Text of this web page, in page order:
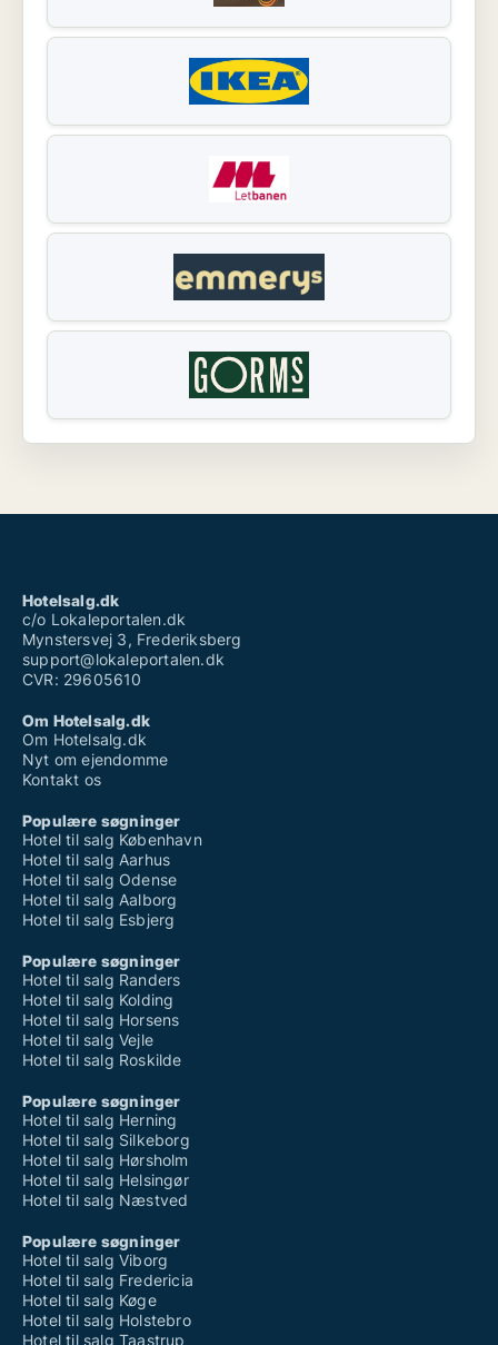
Hotelsalg.dk
c/o Lokaleportalen.dk
Mynstersvej 3, Frederiksberg
support@lokaleportalen.dk
CVR: 29605610
Om Hotelsalg.dk
Om Hotelsalg.dk
Nyt om ejendomme
Kontakt os
Populære søgninger
Hotel til salg København
Hotel til salg Aarhus
Hotel til salg Odense
Hotel til salg Aalborg
Hotel til salg Esbjerg
Populære søgninger
Hotel til salg Randers
Hotel til salg Kolding
Hotel til salg Horsens
Hotel til salg Vejle
Hotel til salg Roskilde
Populære søgninger
Hotel til salg Herning
Hotel til salg Silkeborg
Hotel til salg Hørsholm
Hotel til salg Helsingør
Hotel til salg Næstved
Populære søgninger
Hotel til salg Viborg
Hotel til salg Fredericia
Hotel til salg Køge
Hotel til salg Holstebro
Hotel til salg Taastrup